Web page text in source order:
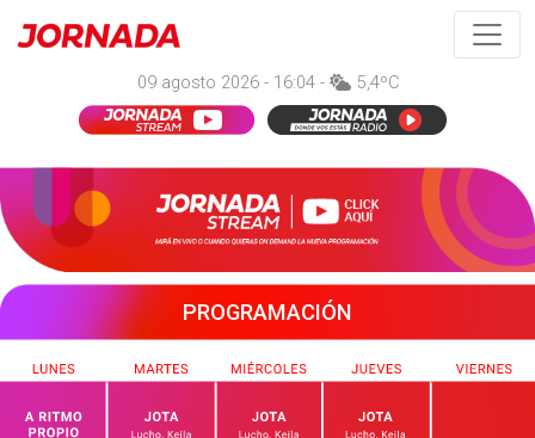
09 agosto 2026 - 16:04 - 5,4ºC
PROGRAMACIÓN